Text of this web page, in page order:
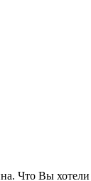
Что Вы хотели